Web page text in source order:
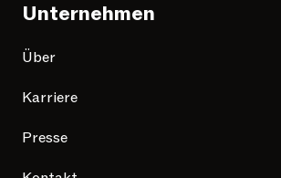
Unternehmen
Über
Karriere
Presse